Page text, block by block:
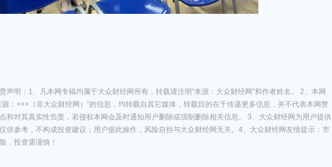
声明：1、凡本网专稿均属于大众财经网所有，转载请注明“来源：大众财经网”和作者姓名。 2、本网
源：×××（非大众财经网）”的信息，均转载自其它媒体，转载目的在于传递更多信息，并不代表本网赞
和对其真实性负责，若侵权本网会及时通知用户删除或强制删除相关信息。 3、大众财经网为用户提供
供参考，不构成投资建议；用户据此操作，风险自担与大众财经网无关。4、大众财经网友情提示：市
，投资需谨慎！